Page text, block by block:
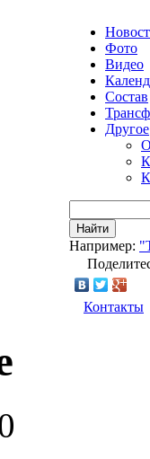
Фото
Видео
Состав
Другое
Найти
Например:
Контакты